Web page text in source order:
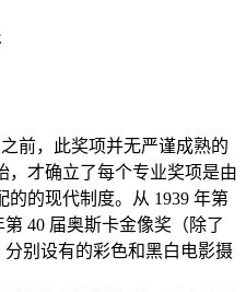
前，此奖项并无严谨成熟的
，才确立了每个专业奖项是由
的现代制度。从 1939 年第
40 届奥斯卡金像奖（除了
分别设有的彩色和黑白电影摄